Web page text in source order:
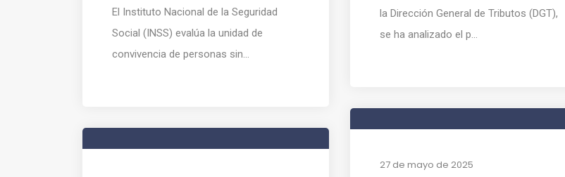
El Instituto Nacional de la Seguridad
Social (INSS) evalúa la unidad de
convivencia de personas sin...
la Dirección General de Tributos (DGT),
se ha analizado el p...
27 de mayo de 2025